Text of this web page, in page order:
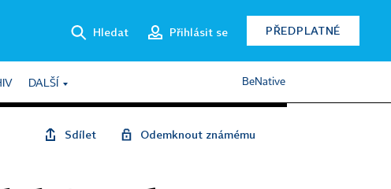
Hledat Přihlásit se PŘEDPLATNÉ
DALŠÍ BeNative
Sdílet Odemknout známému